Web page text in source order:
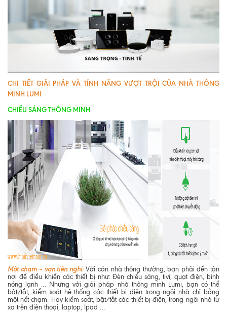
CHI TIẾT GIẢI PHÁP VÀ TÍNH NĂNG VƯỢT TRỘI CỦA NHÀ THÔNG
MINH LUMI
CHIẾU SÁNG THÔNG MINH
Một chạm – vạn tiện nghi:Với căn nhà thông thường, bạn phải đến tận
nơi để điều khiển các thiết bị như: Đèn chiếu sáng, tivi, quạt điện, bình
nóng lạnh … Nhưng với giải pháp nhà thông minh Lumi, bạn có thể
bật/tắt, kiểm soát hệ thống các thiết bị điện trong ngôi nhà chỉ bằng
một nốt chạm. Hay kiểm soát, bật/tắt các thiết bị điện, trong ngôi nhà từ
xa trên điện thoại, laptop, Ipad …